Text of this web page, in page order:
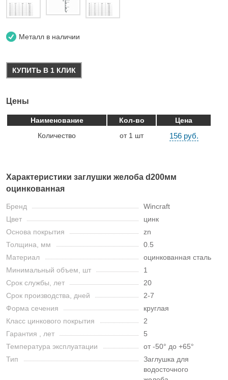
Металл в наличии
КУПИТЬ В 1 КЛИК
Цены
Наименование Кол-во
Цена
Количество
от 1 шт 156 руб.
Характеристики заглушки желоба d200мм
оцинкованная
Бренд
Wincraft
Цвет
цинк
Основа покрытия
zn
Толщина, мм
0.5
Материал
оцинкованная сталь
Минимальный объем, шт
1
Срок службы, лет
20
Срок производства, дней
2-7
Форма сечения
круглая
Класс цинкового покрытия
2
Гарантия , лет
5
Температура эксплуатации
от -50° до +65°
Тип
Заглушка для
водосточного